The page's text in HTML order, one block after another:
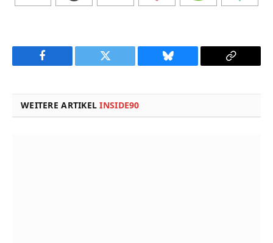
Facebook Twitter Bluesky
Copy
WEITERE ARTIKELINSIDE90